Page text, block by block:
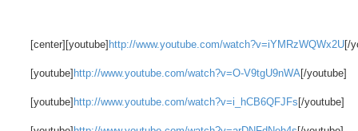
[center][youtube]http://www.youtube.com/watch?v=iYMRzWQWx2U[/
[youtube]http://www.youtube.com/watch?v=O-V9tgU9nWA[/youtube]
[youtube]http://www.youtube.com/watch?v=i_hCB6QFJFs[/youtube]